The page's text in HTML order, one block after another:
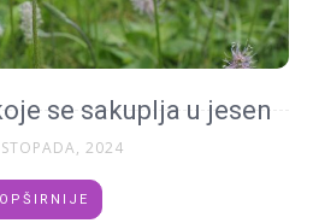
se sakuplja u jesen
2024
OPŠIRNIJE